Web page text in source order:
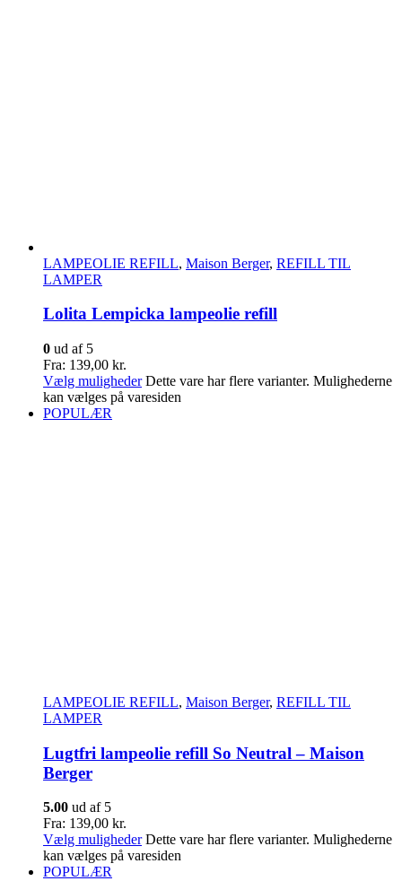
LAMPEOLIE REFILL, Maison Berger, REFILL TIL
LAMPER
Lolita Lempicka lampeolie refill
0 ud af 5
Fra: 139,00 kr.
Vælg muligheder Dette vare har flere varianter. Mulighederne
kan vælges på varesiden
POPULÆR
LAMPEOLIE REFILL, Maison Berger, REFILL TIL
LAMPER
Lugtfri lampeolie refill So Neutral – Maison
Berger
5.00 ud af 5
Fra: 139,00 kr.
Vælg muligheder Dette vare har flere varianter. Mulighederne
kan vælges på varesiden
POPULÆR